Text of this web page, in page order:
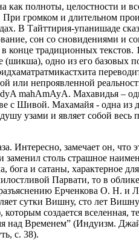
полноты, целостности и
При громком и длительном
В Тайттирия-упанишаде
сон со сновидениями и
конце традиционных текстов.
(шикша), одно из его базовых
или непроявленной
mahAmAyA. Махавидья –
с Шивой. Махамайя - одна из
узами и являет собой весь
замечает он, что
столь страшное
и сатаны, характерное
Парвати, то в
Ерченкова О. Н. и
сутки Вишну, сто лет
создается вселенная,
над Временем” (Индуизм.
с. 38).